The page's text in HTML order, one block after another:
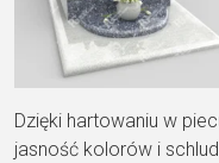
Dzięki hartowaniu w
jasność kolorów i